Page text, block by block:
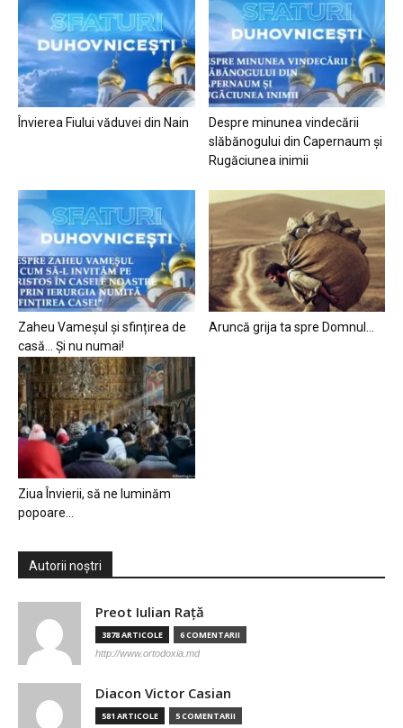
Învierea Fiului văduvei din Nain
Despre minunea vindecării
slăbănogului din Capernaum și
Rugăciunea inimii
Zaheu Vameșul și sfințirea de
casă… Și nu numai!
Aruncă grija ta spre Domnul…
Ziua Învierii, să ne luminăm
popoare…
Autorii noștri
Preot Iulian Raţă
3878 ARTICOLE 6 COMENTARII
http://www.ortodoxia.md
Diacon Victor Casian
581 ARTICOLE 5 COMENTARII